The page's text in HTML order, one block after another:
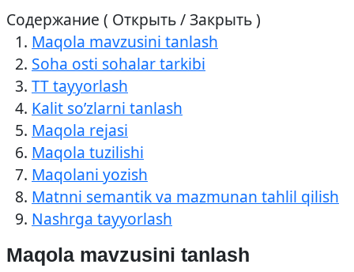
Содержание ( Открыть / Закрыть )
Maqola mavzusini tanlash
Soha osti sohalar tarkibi
TT tayyorlash
Kalit so’zlarni tanlash
Maqola rejasi
Maqola tuzilishi
Maqolani yozish
Matnni semantik va mazmunan tahlil qilish
Nashrga tayyorlash
Maqola mavzusini tanlash